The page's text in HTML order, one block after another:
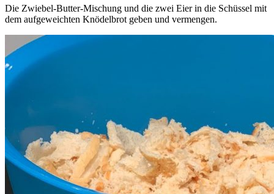
Die Zwiebel-Butter-Mischung und die zwei Eier in die Schüssel mit
dem aufgeweichten Knödelbrot geben und vermengen.